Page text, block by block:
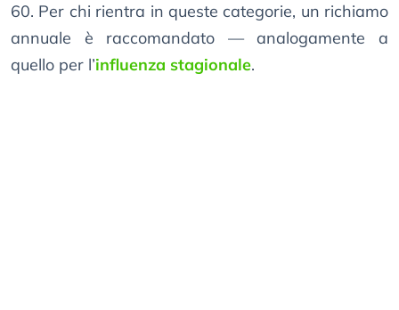
60. Per chi rientra in queste categorie, un richiamo
annuale è raccomandato — analogamente a
quello per l’influenza stagionale.